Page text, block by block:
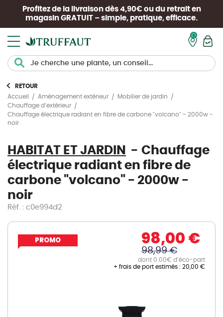
Profitez de la livraison dès 4,90€ ou du retrait en
magasin GRATUIT – simple, pratique, efficace.
RETOUR
Accueil
Aménagement extérieur
Mobilier de jardin
Chauffage d’extérieur
Chauffage électrique radiant en fibre de carbone "volcano" - 2000w -
noir
HABITAT ET JARDIN
Chauffage
électrique radiant en fibre de
carbone "volcano" - 2000w -
noir
Réf. : c0e994d2
PROMO 98,00 €
98,99 €
dont 0.00€ d’éco-part
+ frais de port estimés : 20,00 €